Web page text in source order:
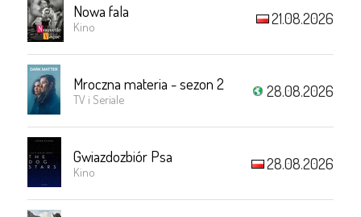
Nowa fala
Kino 21.08.2026
Mroczna materia - sezon 2
TV i Seriale 28.08.2026
Gwiazdozbiór Psa
Kino 28.08.2026